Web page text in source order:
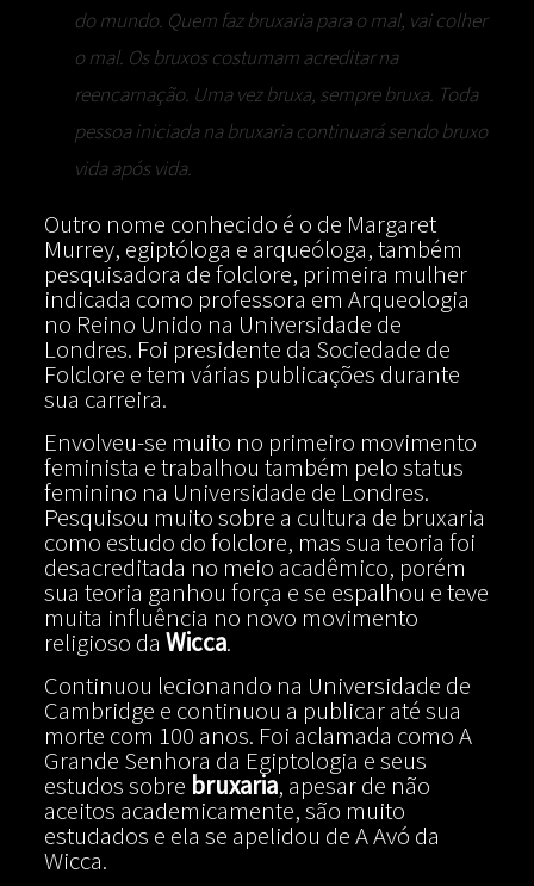
do mundo. Quem faz bruxaria para o mal, vai colher
o mal. Os bruxos costumam acreditar na
reencarnação. Uma vez bruxa, sempre bruxa. Toda
pessoa iniciada na bruxaria continuará sendo bruxo
vida após vida.
​Outro nome conhecido é o de Margaret
Murrey, egiptóloga e arqueóloga, também
pesquisadora de folclore, primeira mulher
indicada como professora em Arqueologia
no Reino Unido na Universidade de
Londres. Foi presidente da Sociedade de
Folclore e tem várias publicações durante
sua carreira.
Envolveu-se muito no primeiro movimento
feminista e trabalhou também pelo status
feminino na Universidade de Londres.
Pesquisou muito sobre a cultura de bruxaria
como estudo do folclore, mas sua teoria foi
desacreditada no meio acadêmico, porém
sua teoria ganhou força e se espalhou e teve
muita influência no novo movimento
religioso da Wicca.
Continuou lecionando na Universidade de
Cambridge e continuou a publicar até sua
morte com 100 anos. Foi aclamada como A
Grande Senhora da Egiptologia e seus
estudos sobre bruxaria, apesar de não
aceitos academicamente, são muito
estudados e ela se apelidou de A Avó da
Wicca.